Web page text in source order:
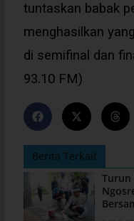
tuntaskan babak
menghasilkan
di semifinal dan
93.10 FM)
Berita Terkait
Turun